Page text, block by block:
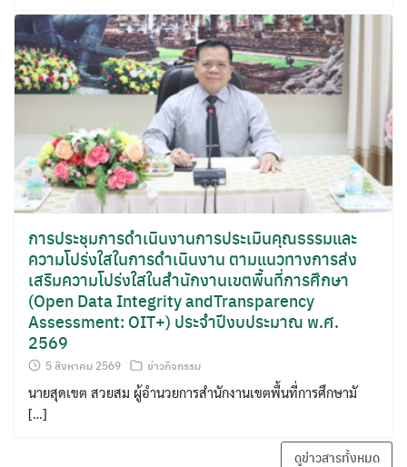
การประชุมการดำเนินงานการประเมินคุณธรรมและ
ความโปร่งใสในการดำเนินงาน ตามแนวทางการส่ง
เสริมความโปร่งใสในสำนักงานเขตพื้นที่การศึกษา
(Open Data Integrity andTransparency
Assessment: OIT+) ประจำปีงบประมาณ พ.ศ.
2569
5 สิงหาคม 2569 ข่าวกิจกรรม
นายสุดเขต สวยสม ผู้อำนวยการสำนักงานเขตพื้นที่การศึกษามั
[…]
ดูข่าวสารทั้งหมด